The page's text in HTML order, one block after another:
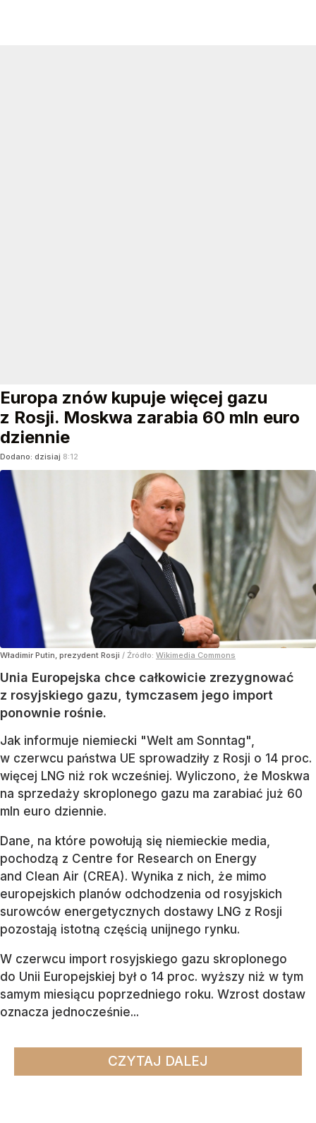
Europa znów kupuje więcej gazu
z Rosji. Moskwa zarabia 60 mln euro
dziennie
Dodano: dzisiaj 8:12
Władimir Putin, prezydent Rosji / Źródło: Wikimedia Commons
Unia Europejska chce całkowicie zrezygnować
z rosyjskiego gazu, tymczasem jego import
ponownie rośnie.
Jak informuje niemiecki "Welt am Sonntag",
w czerwcu państwa UE sprowadziły z Rosji o 14 proc.
więcej LNG niż rok wcześniej. Wyliczono, że Moskwa
na sprzedaży skroplonego gazu ma zarabiać już 60
mln euro dziennie.
Dane, na które powołują się niemieckie media,
pochodzą z Centre for Research on Energy
and Clean Air (CREA). Wynika z nich, że mimo
europejskich planów odchodzenia od rosyjskich
surowców energetycznych dostawy LNG z Rosji
pozostają istotną częścią unijnego rynku.
W czerwcu import rosyjskiego gazu skroplonego
do Unii Europejskiej był o 14 proc. wyższy niż w tym
samym miesiącu poprzedniego roku. Wzrost dostaw
oznacza jednocześnie...
CZYTAJ DALEJ